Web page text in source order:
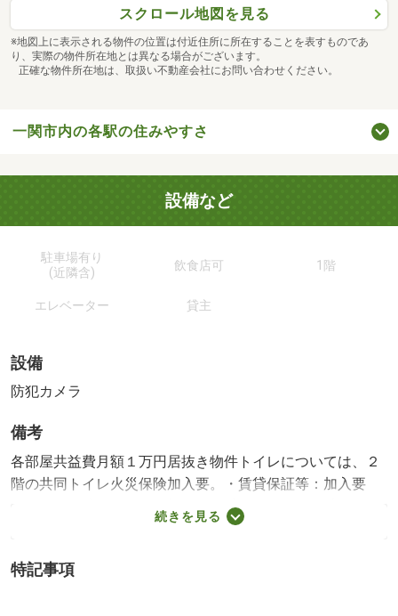
スクロール地図を見る
※地図上に表示される物件の位置は付近住所に所在することを表すものであ
り、実際の物件所在地とは異なる場合がございます。
正確な物件所在地は、取扱い不動産会社にお問い合わせください。
一関市内の各駅の住みやすさ
設備など
駐車場有り
(近隣含)
飲食店可 1階
エレベーター 貸主
設備
防犯カメラ
備考
各部屋共益費月額１万円居抜き物件トイレについては、２
階の共同トイレ火災保険加入要。・賃貸保証等：加入要
（アーク賃貸保証利用：初回保証委託料 賃料合計額の１
００％。）・土地面積計測：公簿・駐車場はありません
で飲食店舗をお探しの方におすすめです。・仲介手数料：
続きを見る
特記事項